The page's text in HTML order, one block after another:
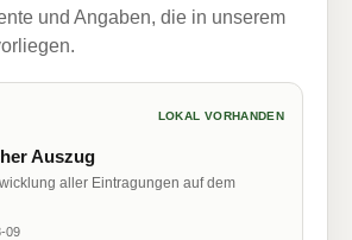
und Angaben, die in unserem
LOKAL VORHANDEN
Auszug
aller Eintragungen auf dem
09